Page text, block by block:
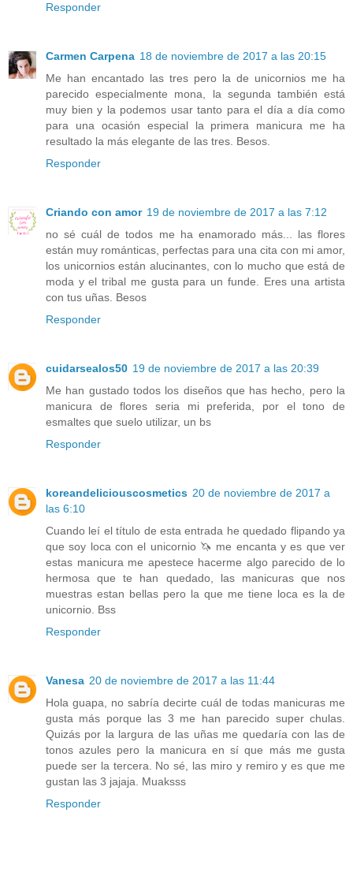
Responder
Carmen Carpena 18 de noviembre de 2017 a las 20:15
Me han encantado las tres pero la de unicornios me ha
parecido especialmente mona, la segunda también está
muy bien y la podemos usar tanto para el día a día como
para una ocasión especial la primera manicura me ha
resultado la más elegante de las tres. Besos.
Responder
Criando con amor 19 de noviembre de 2017 a las 7:12
no sé cuál de todos me ha enamorado más... las flores
están muy románticas, perfectas para una cita con mi amor,
los unicornios están alucinantes, con lo mucho que está de
moda y el tribal me gusta para un funde. Eres una artista
con tus uñas. Besos
Responder
cuidarsealos50 19 de noviembre de 2017 a las 20:39
Me han gustado todos los diseños que has hecho, pero la
manicura de flores seria mi preferida, por el tono de
esmaltes que suelo utilizar, un bs
Responder
koreandeliciouscosmetics 20 de noviembre de 2017 a
las 6:10
Cuando leí el título de esta entrada he quedado flipando ya
que soy loca con el unicornio 🦄 me encanta y es que ver
estas manicura me apestece hacerme algo parecido de lo
hermosa que te han quedado, las manicuras que nos
muestras estan bellas pero la que me tiene loca es la de
unicornio. Bss
Responder
Vanesa 20 de noviembre de 2017 a las 11:44
Hola guapa, no sabría decirte cuál de todas manicuras me
gusta más porque las 3 me han parecido super chulas.
Quizás por la largura de las uñas me quedaría con las de
tonos azules pero la manicura en sí que más me gusta
puede ser la tercera. No sé, las miro y remiro y es que me
gustan las 3 jajaja. Muaksss
Responder